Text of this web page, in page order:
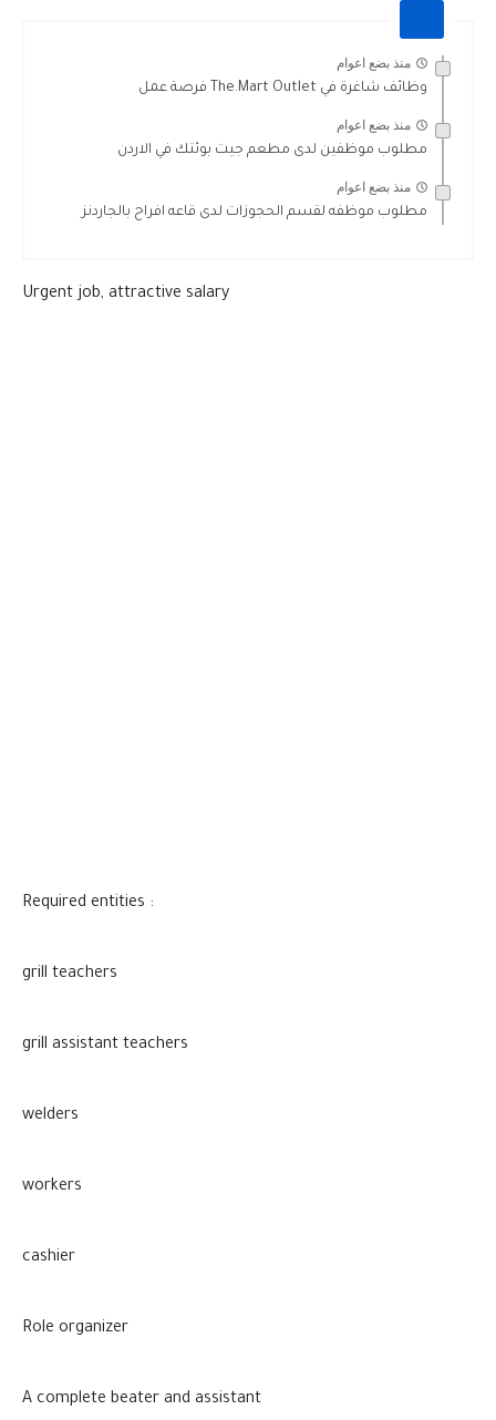
منذ بضع اعوام
وظائف شاغرة في The.Mart Outlet فرصة عمل
منذ بضع اعوام
مطلوب موظفين لدى مطعم جيت بوئتك في الاردن
منذ بضع اعوام
مطلوب موظفه لقسم الحجوزات لدى قاعه افراح بالجاردنز
Urgent job, attractive salary
: Required entities
grill teachers
welders
Role organizer